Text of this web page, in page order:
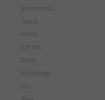
gewonnen.
Auch
wenn
ich bis
heute
überzeugt
bin,